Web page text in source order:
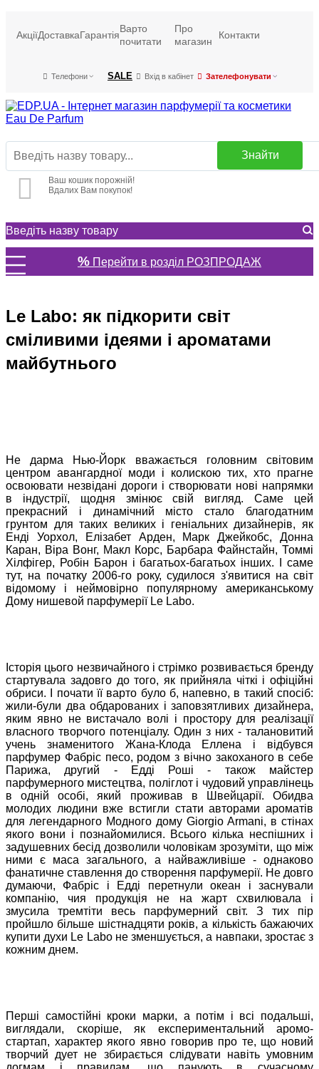
АкціїДоставкаГарантія
Варто
почитати
Про
магазин
Контакти
Телефони SALE Вхід в кабінет Зателефонувати
Знайти
Ваш кошик порожній!
Вдалих Вам покупок!
% Перейти в розділ РОЗПРОДАЖ
Le Labo: як підкорити світ
сміливими ідеями і ароматами
майбутнього
Не дарма Нью-Йорк вважається головним світовим
центром авангардної моди і колискою тих, хто прагне
освоювати незвідані дороги і створювати нові напрямки
в індустрії, щодня змінює свій вигляд. Саме цей
прекрасний і динамічний місто стало благодатним
грунтом для таких великих і геніальних дизайнерів, як
Енді Уорхол, Елізабет Арден, Марк Джейкобс, Донна
Каран, Віра Вонг, Макл Корс, Барбара Файнстайн, Томмі
Хілфігер, Робін Барон і багатьох-багатьох інших. І саме
тут, на початку 2006-го року, судилося з'явитися на світ
відомому і неймовірно популярному американському
Дому нишевой парфумерії Le Labo.
Історія цього незвичайного і стрімко розвивається бренду
стартувала задовго до того, як прийняла чіткі і офіційні
обриси. І почати її варто було б, напевно, в такий спосіб:
жили-були два обдарованих і заповзятливих дизайнера,
яким явно не вистачало волі і простору для реалізації
власного творчого потенціалу. Один з них - талановитий
учень знаменитого Жана-Клода Еллена і відбувся
парфумер Фабріс песо, родом з вічно закоханого в себе
Парижа, другий - Едді Роші - також майстер
парфумерного мистецтва, поліглот і чудовий управлінець
в одній особі, який проживав в Швейцарії. Обидва
молодих людини вже встигли стати авторами ароматів
для легендарного Модного дому Giorgio Armani, в стінах
якого вони і познайомилися. Всього кілька неспішних і
задушевних бесід дозволили чоловікам зрозуміти, що між
ними є маса загального, а найважливіше - однаково
фанатичне ставлення до створення парфумерії. Не довго
думаючи, Фабріс і Едді перетнули океан і заснували
компанію, чия продукція не на жарт схвилювала і
змусила тремтіти весь парфумерний світ. З тих пір
пройшло більше шістнадцяти років, а кількість бажаючих
купити духи Le Labo не зменшується, а навпаки, зростає з
кожним днем.
Перші самостійні кроки марки, а потім і всі подальші,
виглядали, скоріше, як експериментальний аромо-
стартап, характер якого явно говорив про те, що новий
творчий дует не збирається слідувати навіть умовним